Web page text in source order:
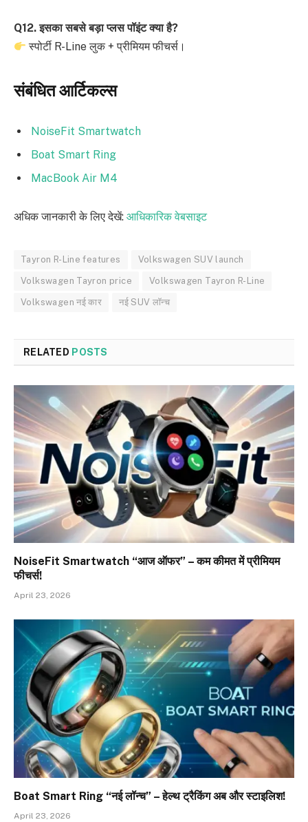
Q12. इसका सबसे बड़ा प्लस पॉइंट क्या है?
स्पोर्टी R-Line लुक + प्रीमियम फीचर्स।
संबंधित आर्टिकल्स
NoiseFit Smartwatch
Boat Smart Ring
MacBook Air M4
अधिक जानकारी के लिए देखें: आधिकारिक वेबसाइट
Tayron R-Line features Volkswagen SUV launch
Volkswagen Tayron price Volkswagen Tayron R-Line
Volkswagen नई कार नई SUV लॉन्च
RELATED POSTS
NoiseFit Smartwatch “आज ऑफर” – कम कीमत में प्रीमियम
फीचर्स!
April 23, 2026
Boat Smart Ring “नई लॉन्च” – हेल्थ ट्रैकिंग अब और स्टाइलिश!
April 23, 2026